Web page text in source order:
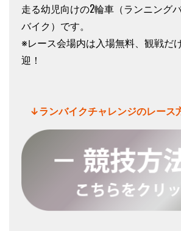
走る幼児向けの2輪車（ランニング
バイク）です。
※レース会場内は入場無料、観戦だ
迎！
↓ランバイクチャレンジのレース